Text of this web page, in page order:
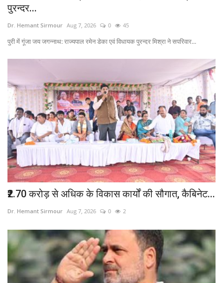
पुरन्दर...
Dr. Hemant Sirmour Aug 7, 2026 0 45
पुरी में गूंजा जय जगन्नाथ: राज्यपाल रमेन डेका एवं विधायक पुरन्दर मिश्रा ने सपरिवार...
₹2.70 करोड़ से अधिक के विकास कार्यों की सौगात, कैबिनेट...
Dr. Hemant Sirmour Aug 7, 2026 0 2